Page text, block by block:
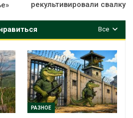
рекультивировали свалку
Все
РАЗНОЕ